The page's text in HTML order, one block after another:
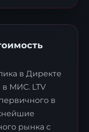
в Директе
в МИС. LTV
в
рынка с